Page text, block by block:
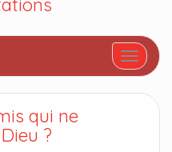
Afficher/
qui ne
?